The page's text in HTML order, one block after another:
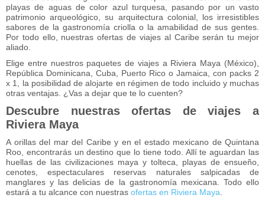
playas de aguas de color azul turquesa, pasando por un vasto
patrimonio arqueológico, su arquitectura colonial, los irresistibles
sabores de la gastronomía criolla o la amabilidad de sus gentes.
Por todo ello, nuestras ofertas de viajes al Caribe serán tu mejor
aliado.
Elige entre nuestros paquetes de viajes a Riviera Maya (México),
República Dominicana, Cuba, Puerto Rico o Jamaica, con packs 2
x 1, la posibilidad de alojarte en régimen de todo incluido y muchas
otras ventajas. ¿Vas a dejar que te lo cuenten?
Descubre nuestras ofertas de viajes a
Riviera Maya
A orillas del mar del Caribe y en el estado mexicano de Quintana
Roo, encontrarás un destino que lo tiene todo. Allí te aguardan las
huellas de las civilizaciones maya y tolteca, playas de ensueño,
cenotes, espectaculares reservas naturales salpicadas de
manglares y las delicias de la gastronomía mexicana. Todo ello
estará a tu alcance con nuestras ofertas en Riviera Maya